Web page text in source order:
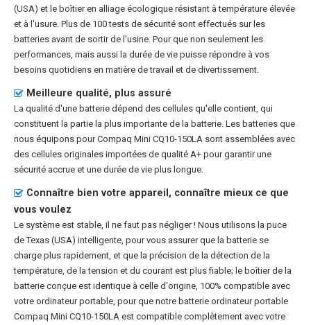
(USA) et le boîtier en alliage écologique résistant à température élevée
et à l'usure. Plus de 100 tests de sécurité sont effectués sur les
batteries avant de sortir de l'usine. Pour que non seulement les
performances, mais aussi la durée de vie puisse répondre à vos
besoins quotidiens en matière de travail et de divertissement.
Meilleure qualité, plus assuré
La qualité d'une batterie dépend des cellules qu'elle contient, qui
constituent la partie la plus importante de la batterie. Les batteries que
nous équipons pour Compaq Mini CQ10-150LA sont assemblées avec
des cellules originales importées de qualité A+ pour garantir une
sécurité accrue et une durée de vie plus longue.
Connaître bien votre appareil, connaître mieux ce que
vous voulez
Le système est stable, il ne faut pas négliger ! Nous utilisons la puce
de Texas (USA) intelligente, pour vous assurer que la batterie se
charge plus rapidement, et que la précision de la détection de la
température, de la tension et du courant est plus fiable; le boîtier de la
batterie conçue est identique à celle d'origine, 100% compatible avec
votre ordinateur portable, pour que notre batterie ordinateur portable
Compaq Mini CQ10-150LA est compatible complètement avec votre